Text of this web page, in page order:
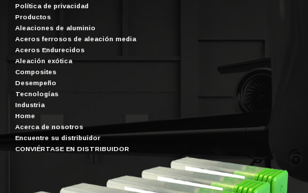
Política de privacidad
Productos
Aleaciones de aluminio
Aceros ferrosos de aleación media
Aceros Endurecidos
Aleación exótica
Composites
Desempeño
Tecnologías
Industria
Home
Acerca de nosotros
Encuentre su distribuidor
CONVIÉRTASE EN DISTRIBUIDOR